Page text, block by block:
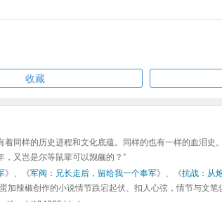
收藏
同样的历史进程和文化底蕴。同样的也有一样的血泪
，又岂是尔等鼠辈可以觊觎的？”
》、《军阀：兄长走后，留给我一个奉军》、《抗战：从
加辣椒创作的小说情节跌宕起伏、扣人心弦，情节与文笔